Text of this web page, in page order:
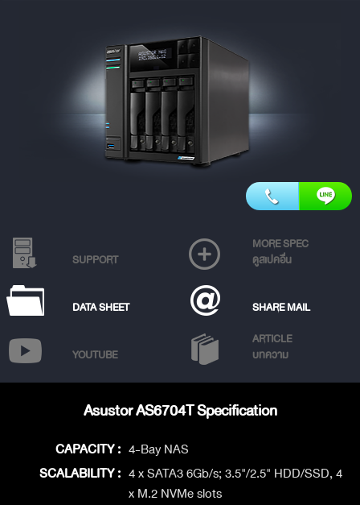
SUPPORT
MORE SPEC
ดูสเปคอื่น
DATA SHEET SHARE MAIL
YOUTUBE
ARTICLE
บทความ
Asustor AS6704T Specification
CAPACITY : 4-Bay NAS
SCALABILITY : 4 x SATA3 6Gb/s; 3.5"/2.5" HDD/SSD, 4
x M.2 NVMe slots